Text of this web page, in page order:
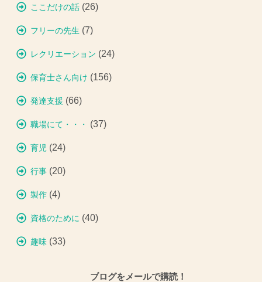
ここだけの話 (26)
フリーの先生 (7)
レクリエーション (24)
保育士さん向け (156)
発達支援 (66)
職場にて・・・ (37)
育児 (24)
行事 (20)
製作 (4)
資格のために (40)
趣味 (33)
ブログをメールで購読！